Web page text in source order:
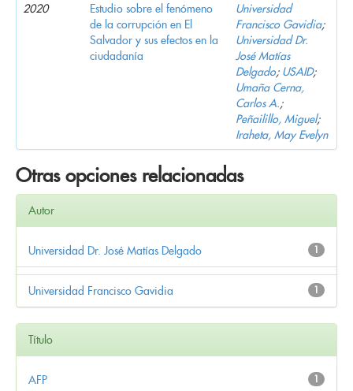
2020
Estudio sobre el fenómeno
de la corrupción en El
Salvador y sus efectos en la
ciudadanía
Universidad
Francisco Gavidia;
Universidad Dr.
José Matías
Delgado; USAID;
Umaña Cerna,
Carlos A.;
Peñailillo, Miguel;
Iraheta, May Evelyn
Otras opciones relacionadas
Autor
1
Universidad Dr. José Matías Delgado
1
Universidad Francisco Gavidia
Título
1
AFP